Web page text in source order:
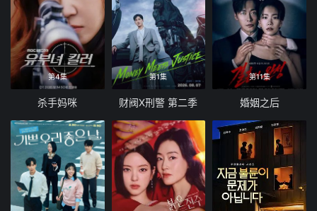
第4集
杀手妈咪
第1集
财阀X刑警 第二季
第11集
婚姻之后